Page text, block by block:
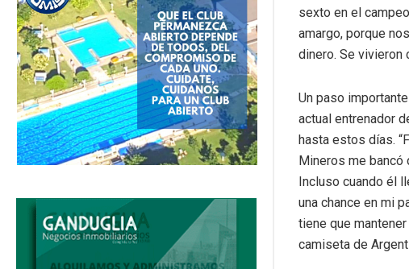
sexto en el
amargo, porque
dinero. Se vivieron
Un paso
actual entrenador
hasta estos días.
Mineros me bancó
Incluso cuando él
una chance en mi
tiene que
camiseta de